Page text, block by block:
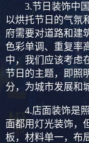
3.节日装饰中国
以烘托节日的气氛
府需要对道路和建
色彩单调、重复率
中，我们应该考虑
节日的主题，即照
分，为城市发展和
4.店面装饰是照
面都用灯光装饰，
板，材料单一，布